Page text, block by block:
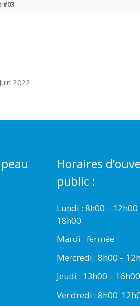
#03
2022
Horaires
public :
Lundi : 8h00 – 12h00
18h00
Mardi : fermée
Mercredi : 8h00 –
Jeudi : 13h00 – 16h00
Vendredi : 8h00 